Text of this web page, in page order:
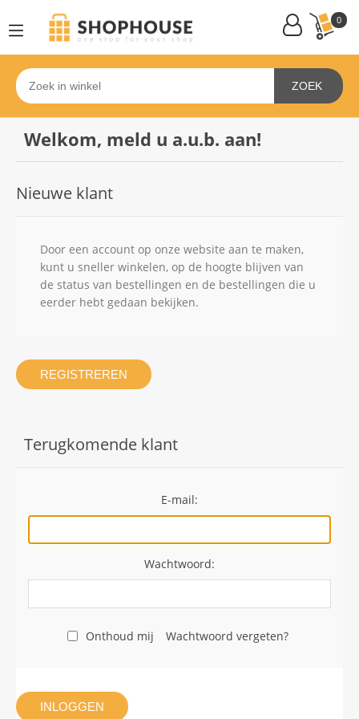
0
ZOEK
Welkom, meld u a.u.b. aan!
Nieuwe klant
Door een account op onze website aan te maken,
kunt u sneller winkelen, op de hoogte blijven van
de status van bestellingen en de bestellingen die u
eerder hebt gedaan bekijken.
REGISTREREN
Terugkomende klant
E-mail:
Wachtwoord:
Onthoud mij Wachtwoord vergeten?
INLOGGEN